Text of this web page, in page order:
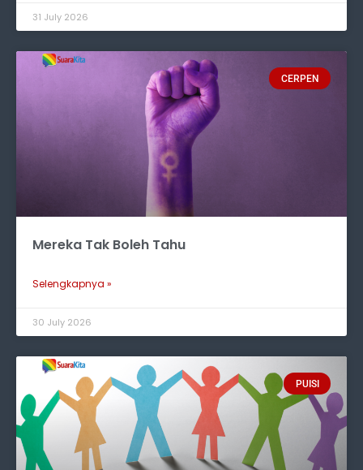
31 July 2026
CERPEN
Mereka Tak Boleh Tahu
Selengkapnya »
30 July 2026
PUISI